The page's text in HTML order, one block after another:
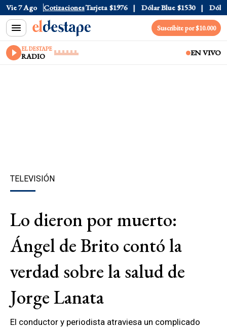
Vie 7 Ago Cotizaciones
$1520 Dólar Tarjeta $1976 Dólar Blue $1530 Dólar
Suscribite por $10.000
EL DESTAPE
RADIO EN VIVO
TELEVISIÓN
Lo dieron por muerto:
Ángel de Brito contó la
verdad sobre la salud de
Jorge Lanata
El conductor y periodista atraviesa un complicado